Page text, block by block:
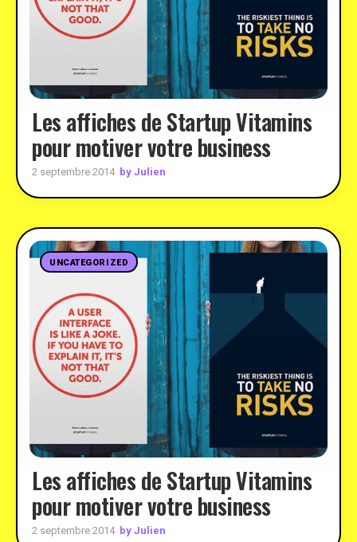
Les affiches de Startup Vitamins
pour motiver votre business
2 septembre 2014 by Julien
UNCATEGORIZED
Les affiches de Startup Vitamins
pour motiver votre business
2 septembre 2014 by Julien